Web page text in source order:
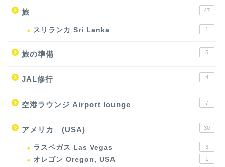
旅 47
スリランカ Sri Lanka 1
旅の準備 5
JAL修行 4
空港ラウンジ Airport lounge 7
アメリカ (USA) 30
ラスベガス Las Vegas 3
オレゴン Oregon, USA 1